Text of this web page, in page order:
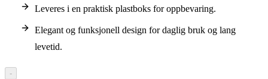
Leveres i en praktisk plastboks for oppbevaring.
Elegant og funksjonell design for daglig bruk og lang
levetid.
-